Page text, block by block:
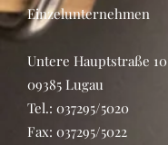
Einzelunternehmen
Untere Hauptstraße 10
09385 Lugau
Tel.: 037295/5020
Fax: 037295/5022